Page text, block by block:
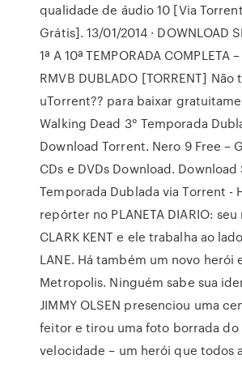
qualidade de áudio 10 [Via
Grátis]. 13/01/2014 · DOWNLOAD
1ª A 10ª TEMPORADA COMPLETA
RMVB DUBLADO [TORRENT] Não
uTorrent?? para baixar
Walking Dead 3° Temporada
Download Torrent. Nero 9 Free –
CDs e DVDs Download. Download
Temporada Dublada via Torrent -
repórter no PLANETA DIARIO:
CLARK KENT e ele trabalha ao
LANE. Há também um novo herói
Metropolis. Ninguém sabe sua
JIMMY OLSEN presenciou uma
feitor e tirou uma foto borrada do
velocidade – um herói que todos